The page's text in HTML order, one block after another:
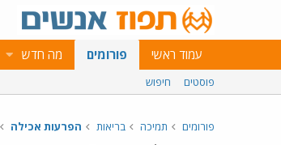
עמוד ראשי פורומים מה חדש
פוסטים חיפוש
פורומים תמיכה בריאות הפרעות אכילה